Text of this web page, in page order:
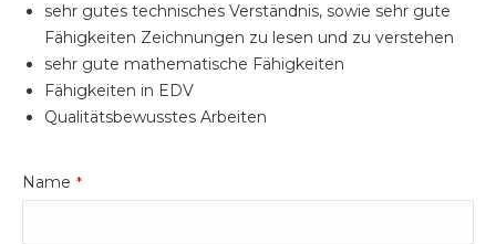
sehr gutes technisches Verständnis, sowie sehr gute
Fähigkeiten Zeichnungen zu lesen und zu verstehen
sehr gute mathematische Fähigkeiten
Fähigkeiten in EDV
Qualitätsbewusstes Arbeiten
Name *